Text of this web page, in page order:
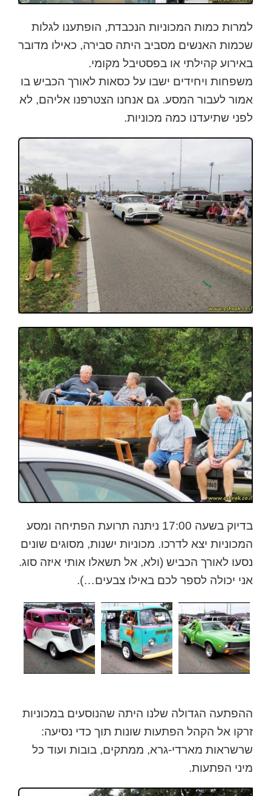
למרות כמות המכוניות הנכבדת, הופתענו לגלות
שכמות האנשים מסביב היתה סבירה, כאילו מדובר
באירוע קהילתי או בפסטיבל מקומי.
משפחות ויחידים ישבו על כסאות לאורך הכביש בו
אמור לעבור המסע. גם אנחנו הצטרפנו אליהם, לא
לפני שתיעדנו כמה מכוניות.
בדיוק בשעה 17:00 ניתנה תרועת הפתיחה ומסע
המכוניות יצא לדרכו. מכוניות ישנות, מסוגים שונים
נסעו לאורך הכביש (ולא, אל תשאלו אותי איזה סוג.
אני יכולה לספר לכם באילו צבעים…).
ההפתעה הגדולה שלנו היתה שהנוסעים במכוניות
זרקו אל הקהל הפתעות שונות תוך כדי נסיעה:
שרשראות מארדי-גרא, ממתקים, בובות ועוד כל
מיני הפתעות.